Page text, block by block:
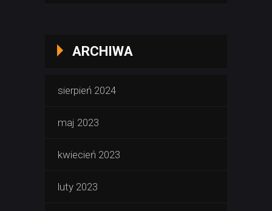
ARCHIWA
sierpień 2024
maj 2023
kwiecień 2023
luty 2023